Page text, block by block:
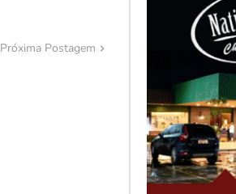
Próxima Postagem